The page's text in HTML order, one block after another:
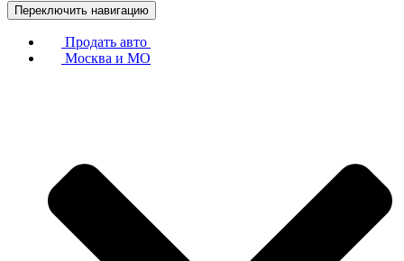
Переключить навигацию
Продать авто
Москва и МО